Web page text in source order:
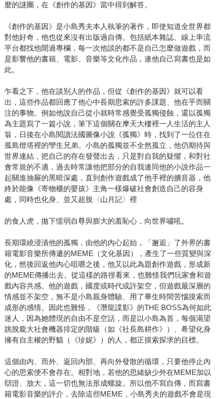
麼的謎團，在《創作的基因》當中得到解答。
《創作的基因》是小島秀夫本人執筆的著作，即使知道全世界都
對他好奇，他也從來沒有出版過自傳。包括紙本雜誌、線上串流
平台都找他開過專欄，每一次他談的都不是自己怎麼做遊戲，而
是影響他的書籍、電影、音樂等文化作品，連他自己寫書也是如
此。
乍看之下，他在談別人的作品，但從《創作的基因》就可以看
出，這些作品都回應了他心中長期思索的許多課題、他在乎而關
注的事物。例如他說自己從小就時常感覺受孤獨侵蝕，還以孤獨
為主題寫了一篇小說，筆下這個關在摩天大樓裡一人生活的主人
翁，日後在小島閱讀法國圖像小說《孤獨》時，找到了一位住在
孤島燈塔裡的孿生兄弟。小島的孤獨並不全然孤立，他仍期待與
世界連結，把自己的存在發聲出去，只是對自我的疑懼，和對社
會常規的不適，過去時常讓他把部分的自我連同他的小說作品一
起關進抽屜的黑暗深處，直到創作遊戲成了他手裡的擴音器，他
終於能像《寄物櫃的嬰孩》主角一樣爆破社會創造自己的容身
處，同時也化身、並又超脫〈山月記〉裡
的食人虎，拋下懦弱自尊與膨大的羞恥心，向世界嘯吼。
長期環繞浸漬他的孤獨，由他的內心起始，「邂逅」了外界的書
籍電影音樂所傳遞的MEME（文化基因），產生了一些質變與深
化，然後回返他內心咀嚼之後，他又以此為題創作遊戲，形成新
的MEME傳播出去。從這樣的路徑看來，也難怪我們玩家會和遊
戲內容共感。他的遊戲，國度或時代或許架空，但遊戲最深層的
情感並不架空，無不是小島親身體驗、用了畢生時間苦惱摸索而
成形的感情。因此也難怪，《潛龍諜影》的THE BOSS為何如此
迷人，因為她體現的自由不是空話，而是以小島為首，每個渴望
跳脫龐大社會機器排定的階級（如《社長島耕作》）、希望化身
擁有自主權的野貓（《珍妮》）的人，都正摸索探求的目標。
這個由內、而外、返回內部、再向外發散的循環，只要他停止內
心的思索便不會存在。相對地，若他的思緒缺少外在MEME加以
辯證、放大，這一切也無法形成螺旋。所以他不寫自傳，而寫書
籍電影音樂的評介，去除這些MEME，小島秀夫的遊戲不會是現